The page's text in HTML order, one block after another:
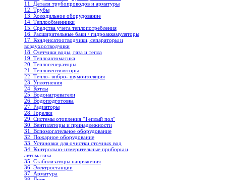
11. Детали трубопроводов и арматуры
12. Трубы
13. Холодильное oборудование
14. Теплообменники
15. Средства учета теплопотребления
16. Расширительные баки / гидроаккамуляторы
17. Конденсатоотводчики, сепараторы и
воздухоотводчики
18. Счетчики воды, газа и тепла
19. Теплоавтоматика
20. Теплогенераторы
21. Тепловентиляторы
22. Тепло- вибро- шумоизоляция
23. Уплотнения
24. Котлы
25. Водонагреватели
26. Водоподготовка
27. Радиаторы
28. Горелки
29. Системы отопления "Теплый пол"
30. Вентиляторы и принадлежности
31. Вспомогательное оборудование
32. Пожарное оборудование
33. Установки для очистки сточных вод
34. Контрольно-измерительные приборы и
автоматика
35. Стабилизаторы напряжения
36. Электростанции
37. Арматура